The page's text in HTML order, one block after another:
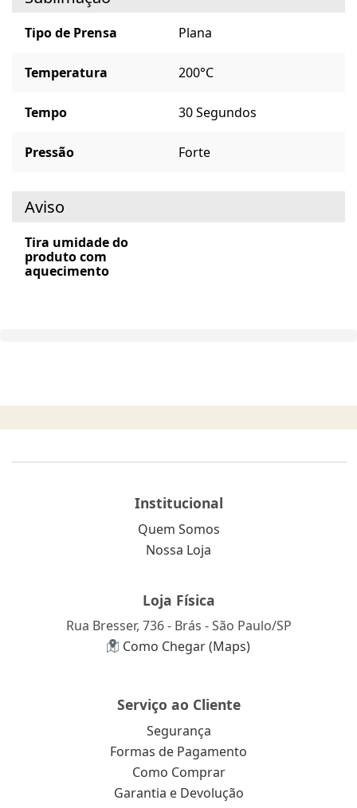
Tipo de Prensa Plana
Temperatura 200°C
Tempo 30 Segundos
Pressão Forte
Aviso
Tira umidade do
produto com
aquecimento
Institucional
Quem Somos
Nossa Loja
Loja Física
Rua Bresser, 736 - Brás - São Paulo/SP
Como Chegar (Maps)
Serviço ao Cliente
Segurança
Formas de Pagamento
Como Comprar
Garantia e Devolução